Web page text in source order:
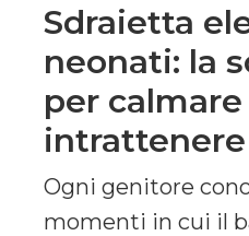
Sdraietta
neonati: la
per calmare
Ogni genitore
momenti in cui il